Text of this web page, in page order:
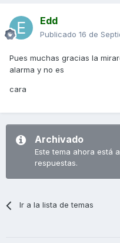
Edd
Publicado 16 de
Pues muchas gracias la
alarma y no es
cara
Archivado
Este tema ahora está
respuestas.
Ir a la lista de temas